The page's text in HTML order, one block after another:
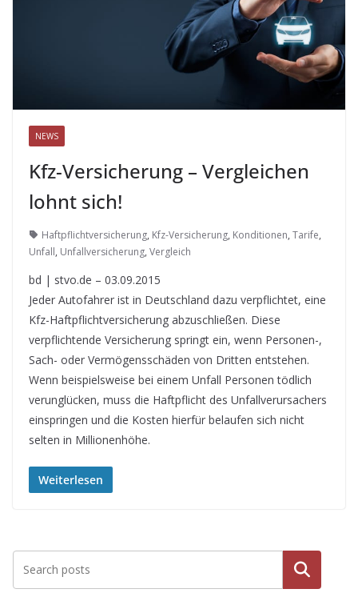
NEWS
Kfz-Versicherung – Vergleichen
lohnt sich!
Haftpflichtversicherung, Kfz-Versicherung, Konditionen, Tarife,
Unfall, Unfallversicherung, Vergleich
bd | stvo.de – 03.09.2015
Jeder Autofahrer ist in Deutschland dazu verpflichtet, eine
Kfz-Haftpflichtversicherung abzuschließen. Diese
verpflichtende Versicherung springt ein, wenn Personen-,
Sach- oder Vermögensschäden von Dritten entstehen.
Wenn beispielsweise bei einem Unfall Personen tödlich
verunglücken, muss die Haftpflicht des Unfallverursachers
einspringen und die Kosten hierfür belaufen sich nicht
selten in Millionenhöhe.
Weiterlesen
Suche
n